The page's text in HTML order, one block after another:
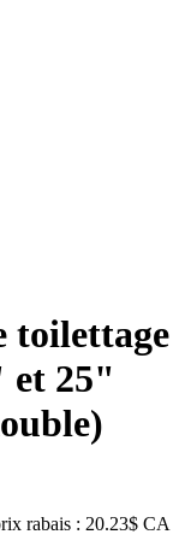
toilettage
et 25"
rabais : 20.23$ CA